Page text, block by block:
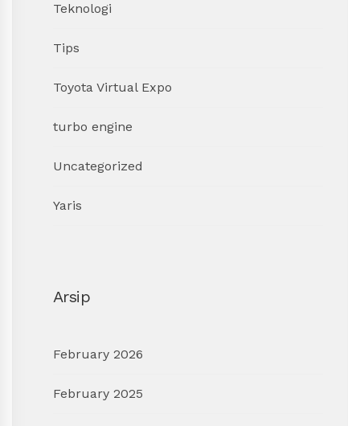
Teknologi
Tips
Toyota Virtual Expo
turbo engine
Uncategorized
Yaris
Arsip
February 2026
February 2025